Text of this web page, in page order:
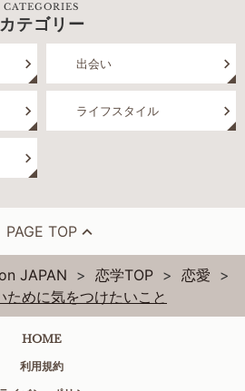
CATEGORIES
カテゴリー
出会い
ライフスタイル
PAGE TOP
JAPAN 恋学TOP
恋愛
ために気をつけたいこと
HOME
利用規約